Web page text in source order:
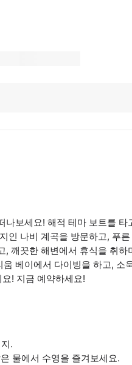
보세요! 해적 테마 보트를
인 나비 계곡을 방문하고, 푸
깨끗한 해변에서 휴식을 취
베이에서 다이빙을 하고, 소
! 지금 예약하세요!
.
물에서 수영을 즐겨보세요.